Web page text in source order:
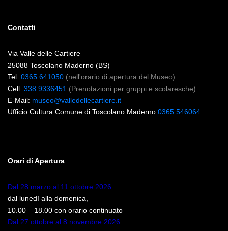
Contatti
Via Valle delle Cartiere
25088 Toscolano Maderno (BS)
Tel. 0365 641050 (nell'orario di apertura del Museo)
Cell. 338 9336451 (Prenotazioni per gruppi e scolaresche)
E-Mail: museo@valledellecartiere.it
Ufficio Cultura Comune di Toscolano Maderno 0365 546064
Orari di Apertura
Dal 28 marzo al 11 ottobre 2026:
dal lunedì alla domenica,
10.00 – 18.00 con orario continuato
Dal 27 ottobre al 8 novembre 2026: